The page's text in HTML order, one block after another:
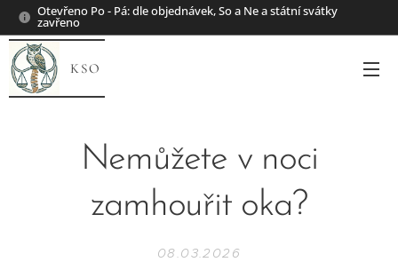
Otevřeno Po - Pá: dle objednávek, So a Ne a státní svátky
zavřeno
KSO
Nemůžete v noci
zamhouřit oka?
08.03.2026